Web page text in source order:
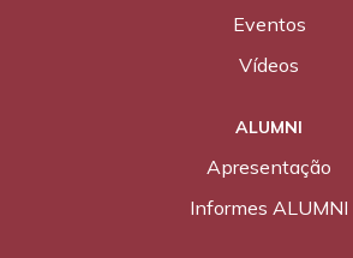
Eventos
Vídeos
ALUMNI
Apresentação
Informes ALUMNI